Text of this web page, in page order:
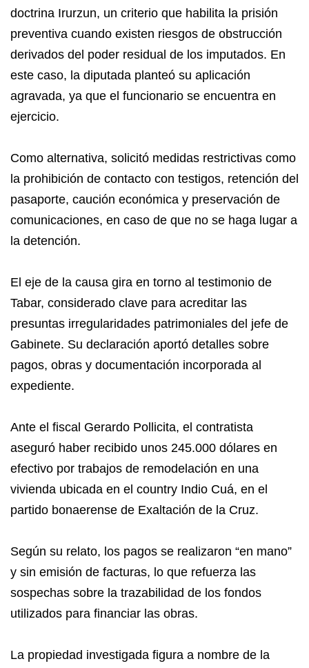
doctrina Irurzun, un criterio que habilita la prisión
preventiva cuando existen riesgos de obstrucción
derivados del poder residual de los imputados. En
este caso, la diputada planteó su aplicación
agravada, ya que el funcionario se encuentra en
ejercicio.
Como alternativa, solicitó medidas restrictivas como
la prohibición de contacto con testigos, retención del
pasaporte, caución económica y preservación de
comunicaciones, en caso de que no se haga lugar a
la detención.
El eje de la causa gira en torno al testimonio de
Tabar, considerado clave para acreditar las
presuntas irregularidades patrimoniales del jefe de
Gabinete. Su declaración aportó detalles sobre
pagos, obras y documentación incorporada al
expediente.
Ante el fiscal Gerardo Pollicita, el contratista
aseguró haber recibido unos 245.000 dólares en
efectivo por trabajos de remodelación en una
vivienda ubicada en el country Indio Cuá, en el
partido bonaerense de Exaltación de la Cruz.
Según su relato, los pagos se realizaron “en mano”
y sin emisión de facturas, lo que refuerza las
sospechas sobre la trazabilidad de los fondos
utilizados para financiar las obras.
La propiedad investigada figura a nombre de la